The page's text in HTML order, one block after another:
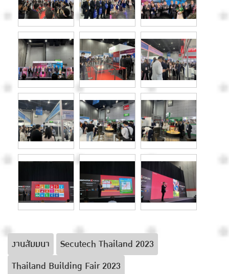
งานสัมมนา
Secutech Thailand 2023
Thailand Building Fair 2023